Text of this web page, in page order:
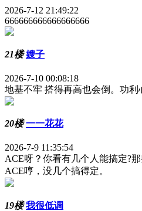
2026-7-12 21:49:22
666666666666666666
21楼 嫂子
2026-7-10 00:08:18
地基不牢 搭得再高也会倒。功利
20楼 一一花花
2026-7-9 11:35:54
ACE呀？你看有几个人能搞定?
ACE哼，没几个搞得定。
19楼 我很低调